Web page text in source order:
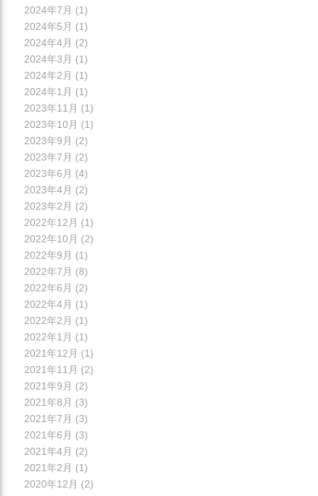
2024年7月 (1)
2024年5月 (1)
2024年4月 (2)
2024年3月 (1)
2024年2月 (1)
2024年1月 (1)
2023年11月 (1)
2023年10月 (1)
2023年9月 (2)
2023年7月 (2)
2023年6月 (4)
2023年4月 (2)
2023年2月 (2)
2022年12月 (1)
2022年10月 (2)
2022年9月 (1)
2022年7月 (8)
2022年6月 (2)
2022年4月 (1)
2022年2月 (1)
2022年1月 (1)
2021年12月 (1)
2021年11月 (2)
2021年9月 (2)
2021年8月 (3)
2021年7月 (3)
2021年6月 (3)
2021年4月 (2)
2021年2月 (1)
2020年12月 (2)